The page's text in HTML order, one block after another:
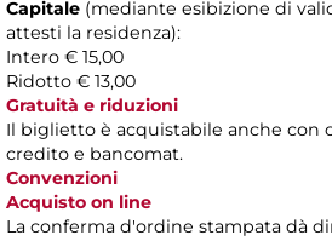
Capitale (mediante esibizione di
attesti la residenza):
Intero € 15,00
Ridotto € 13,00
Gratuità e riduzioni
Il biglietto è acquistabile anche con
credito e bancomat.
Convenzioni
Acquisto on line
La conferma d'ordine stampata dà